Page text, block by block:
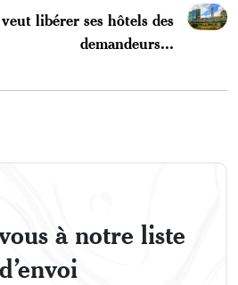
libérer ses hôtels des
demandeurs...
à notre liste
d’envoi